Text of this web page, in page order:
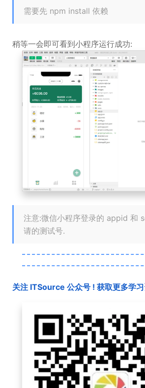
需要先 npm install 依赖
稍等一会即可看到小程序运行成功:
注意:微信小程序登录的 appid 和
请的测试号.
关注 ITSource 公众号 ! 获取更多学